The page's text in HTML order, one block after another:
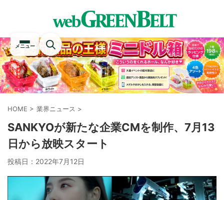
メニュー
HOME > 業界ニュース >
SANKYOが新たな企業CMを制作、7月13
日から放映スタート
投稿日： 2022年7月12日